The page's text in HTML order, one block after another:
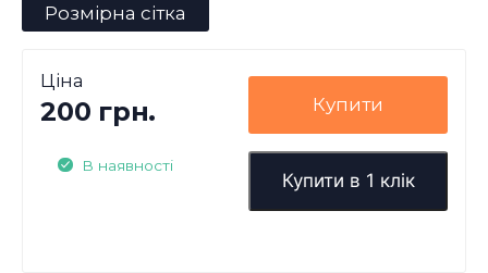
Розмірна сітка
Ціна
200 грн.
В наявності
Купити
Купити в 1 клік